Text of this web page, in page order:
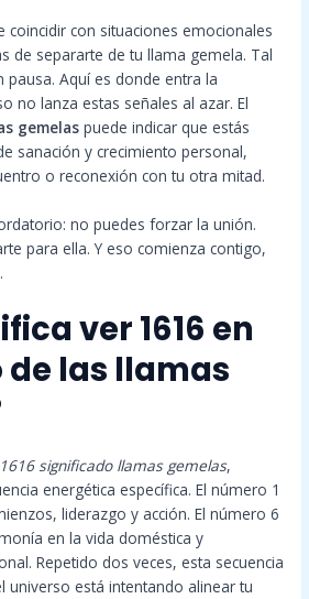
coincidir con situaciones emocionales
de separarte de tu llama gemela. Tal
pausa. Aquí es donde entra la
no lanza estas señales al azar. El
gemelas puede indicar que estás
sanación y crecimiento personal,
o reconexión con tu otra mitad.
no puedes forzar la unión.
para ella. Y eso comienza contigo,
ver 1616 en
las llamas
1616 significado llamas gemelas,
energética específica. El número 1
liderazgo y acción. El número 6
en la vida doméstica y
Repetido dos veces, esta secuencia
universo está intentando alinear tu